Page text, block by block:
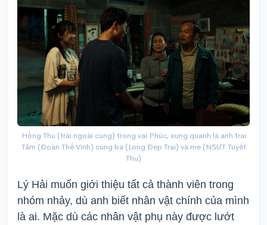
Hồng Thu (trái ngoài cùng) trong vai Phúc, xung quanh là anh trai
Tâm (Đoàn Thế Vinh) cùng ba (Long Đẹp Trai) và mẹ (NSƯT Tuyết
Thu)
Lý Hải muốn giới thiệu tất cả thành viên trong
nhóm nhảy, dù anh biết nhân vật chính của mình
là ai. Mặc dù các nhân vật phụ này được lướt